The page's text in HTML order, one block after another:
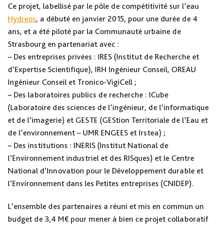
Ce projet, labellisé par le pôle de compétitivité sur l’eau
Hydreos, a débuté en janvier 2015, pour une durée de 4
ans, et a été piloté par la Communauté urbaine de
Strasbourg en partenariat avec :
– Des entreprises privées : IRES (Institut de Recherche et
d’Expertise Scientifique), IRH Ingénieur Conseil, OREAU
Ingénieur Conseil et Tronico-VigiCell ;
– Des laboratoires publics de recherche : ICube
(Laboratoire des sciences de l’ingénieur, de l’informatique
et de l’imagerie) et GESTE (GEStion Territoriale de l’Eau et
de l’environnement – UMR ENGEES et Irstea) ;
– Des institutions : INERIS (Institut National de
l’Environnement industriel et des RISques) et le Centre
National d’Innovation pour le Développement durable et
l’Environnement dans les Petites entreprises (CNIDEP).
L’ensemble des partenaires a réuni et mis en commun un
budget de 3,4 M€ pour mener à bien ce projet collaboratif